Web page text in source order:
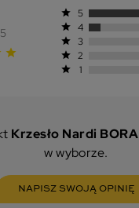
grade
star 5
star 4
star 3
star 2
star 1
Krzesło Nardi BORA
w wyborze.
NAPISZ SWOJĄ OPINIĘ